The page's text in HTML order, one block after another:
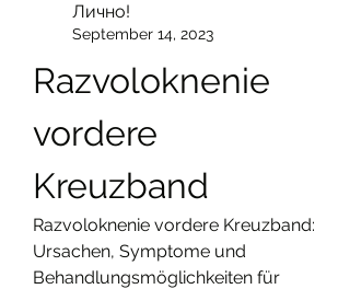
Лично!
September 14, 2023
Razvoloknenie
vordere
Kreuzband
Razvoloknenie vordere Kreuzband:
Ursachen, Symptome und
Behandlungsmöglichkeiten für